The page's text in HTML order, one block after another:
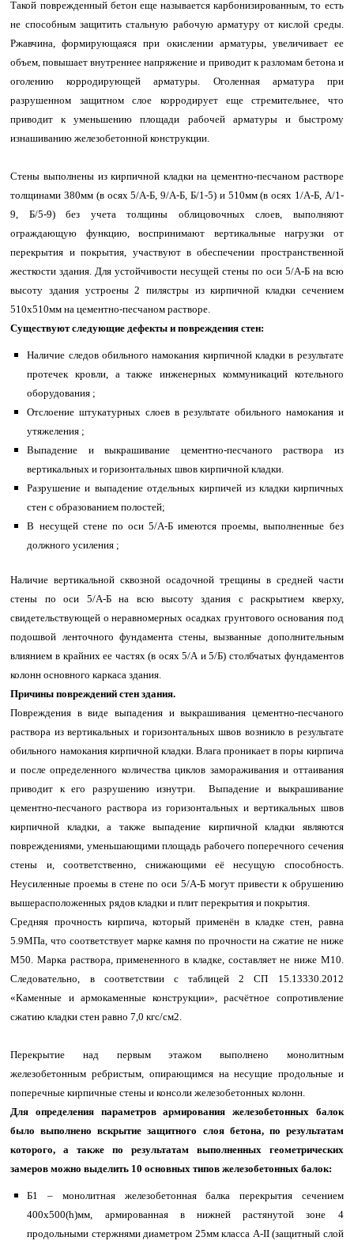
Такой поврежденный бетон еще называется карбонизированным, то есть
не способным защитить стальную рабочую арматуру от кислой среды.
Ржавчина, формирующаяся при окислении арматуры, увеличивает ее
объем, повышает внутреннее напряжение и приводит к разломам бетона и
оголению корродирующей арматуры. Оголенная арматура при
разрушенном защитном слое корродирует еще стремительнее, что
приводит к уменьшению площади рабочей арматуры и быстрому
изнашиванию железобетонной конструкции.
Стены выполнены из кирпичной кладки на цементно-песчаном растворе
толщинами 380мм (в осях 5/А-Б, 9/А-Б, Б/1-5) и 510мм (в осях 1/А-Б, А/1-
9, Б/5-9) без учета толщины облицовочных слоев, выполняют
ограждающую функцию, воспринимают вертикальные нагрузки от
перекрытия и покрытия, участвуют в обеспечении пространственной
жесткости здания. Для устойчивости несущей стены по оси 5/А-Б на всю
высоту здания устроены 2 пилястры из кирпичной кладки сечением
510х510мм на цементно-песчаном растворе.
Существуют следующие дефекты и повреждения стен:
Наличие следов обильного намокания кирпичной кладки в результате
протечек кровли, а также инженерных коммуникаций котельного
оборудования ;
Отслоение штукатурных слоев в результате обильного намокания и
утяжеления ;
Выпадение и выкрашивание цементно-песчаного раствора из
вертикальных и горизонтальных швов кирпичной кладки.
Разрушение и выпадение отдельных кирпичей из кладки кирпичных
стен с образованием полостей;
В несущей стене по оси 5/А-Б имеются проемы, выполненные без
должного усиления ;
Наличие вертикальной сквозной осадочной трещины в средней части
стены по оси 5/А-Б на всю высоту здания с раскрытием кверху,
свидетельствующей о неравномерных осадках грунтового основания под
подошвой ленточного фундамента стены, вызванные дополнительным
влиянием в крайних ее частях (в осях 5/А и 5/Б) столбчатых фундаментов
колонн основного каркаса здания.
Причины повреждений стен здания.
Повреждения в виде выпадения и выкрашивания цементно-песчаного
раствора из вертикальных и горизонтальных швов возникло в результате
обильного намокания кирпичной кладки. Влага проникает в поры кирпича
и после определенного количества циклов замораживания и оттаивания
приводит к его разрушению изнутри. Выпадение и выкрашивание
цементно-песчаного раствора из горизонтальных и вертикальных швов
кирпичной кладки, а также выпадение кирпичной кладки являются
повреждениями, уменьшающими площадь рабочего поперечного сечения
стены и, соответственно, снижающими её несущую способность.
Неусиленные проемы в стене по оси 5/А-Б могут привести к обрушению
вышерасположенных рядов кладки и плит перекрытия и покрытия.
Средняя прочность кирпича, который применён в кладке стен, равна
5.9МПа, что соответствует марке камня по прочности на сжатие не ниже
М50. Марка раствора, примененного в кладке, составляет не ниже М10.
Следовательно, в соответствии с таблицей 2 СП 15.13330.2012
«Каменные и армокаменные конструкции», расчётное сопротивление
сжатию кладки стен равно 7,0 кгс/см2.
Перекрытие над первым этажом выполнено монолитным
железобетонным ребристым, опирающимся на несущие продольные и
поперечные кирпичные стены и консоли железобетонных колонн.
Для определения параметров армирования железобетонных балок
было выполнено вскрытие защитного слоя бетона, по результатам
которого, а также по результатам выполненных геометрических
замеров можно выделить 10 основных типов железобетонных балок:
Б1 – монолитная железобетонная балка перекрытия сечением
400х500(h)мм, армированная в нижней растянутой зоне 4
продольными стержнями диаметром 25мм класса A-II (защитный слой